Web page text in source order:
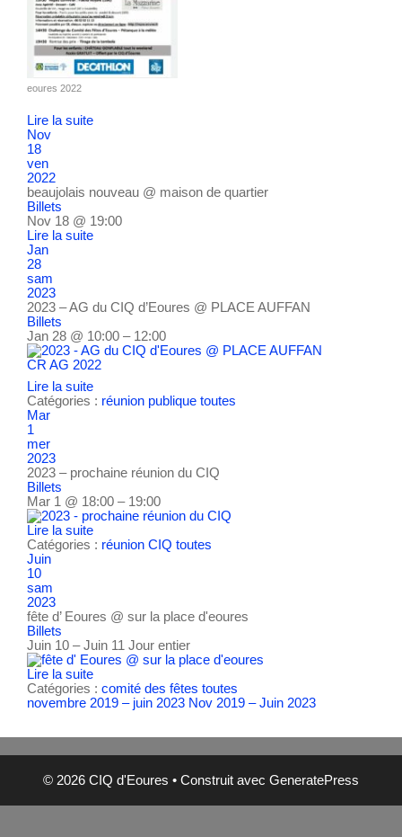
eoures 2022
Lire la suite
Nov
18
ven
2022
beaujolais nouveau @ maison de quartier
Billets
Nov 18 @ 19:00
Lire la suite
Jan
28
sam
2023
2023 – AG du CIQ d’Eoures @ PLACE AUFFAN
Billets
Jan 28 @ 10:00 – 12:00
CR AG 2022
Lire la suite
Catégories : réunion publique toutes
Mar
1
mer
2023
2023 – prochaine réunion du CIQ
Billets
Mar 1 @ 18:00 – 19:00
Lire la suite
Catégories : réunion CIQ toutes
Juin
10
sam
2023
fête d’ Eoures @ sur la place d'eoures
Billets
Juin 10 – Juin 11 Jour entier
Lire la suite
Catégories : comité des fêtes toutes
novembre 2019 – juin 2023 Nov 2019 – Juin 2023
© 2026 CIQ d'Eoures • Construit avec GeneratePress